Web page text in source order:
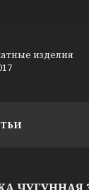
изделия